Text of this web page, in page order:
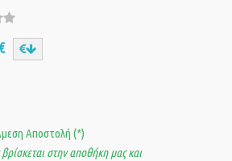
Αποστολή (*)
στην αποθήκη μας και